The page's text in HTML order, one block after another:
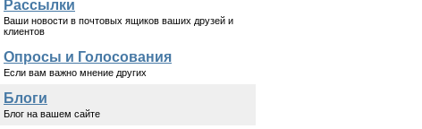
Рассылки
Ваши новости в почтовых ящиков ваших друзей и
клиентов
Опросы и Голосования
Если вам важно мнение других
Блоги
Блог на вашем сайте